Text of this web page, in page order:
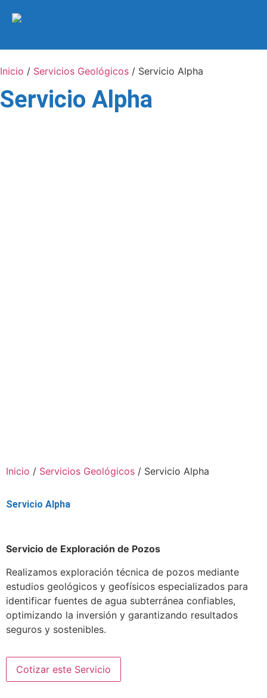
Inicio / Servicios Geológicos / Servicio Alpha
Servicio Alpha
Inicio / Servicios Geológicos / Servicio Alpha
Servicio Alpha
Servicio de Exploración de Pozos
Realizamos exploración técnica de pozos mediante
estudios geológicos y geofísicos especializados para
identificar fuentes de agua subterránea confiables,
optimizando la inversión y garantizando resultados
seguros y sostenibles.
Cotizar este Servicio